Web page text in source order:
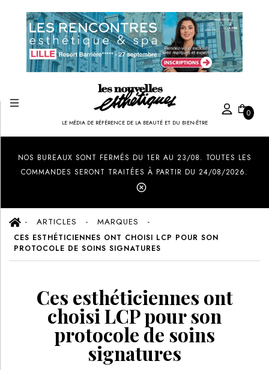
LE MÉDIA DE RÉFÉRENCE DE LA BEAUTÉ ET DU BIEN-ÊTRE
0
NOS BUREAUX SONT FERMÉS DU 1ER AU 23/08. TOUTES LES
COMMANDES SERONT TRAITÉES À PARTIR DU 24/08/2026.
ARTICLES MARQUES
CES ESTHÉTICIENNES ONT CHOISI LCP POUR SON
PROTOCOLE DE SOINS SIGNATURES
Ces esthéticiennes ont
choisi LCP pour son
protocole de soins
signatures